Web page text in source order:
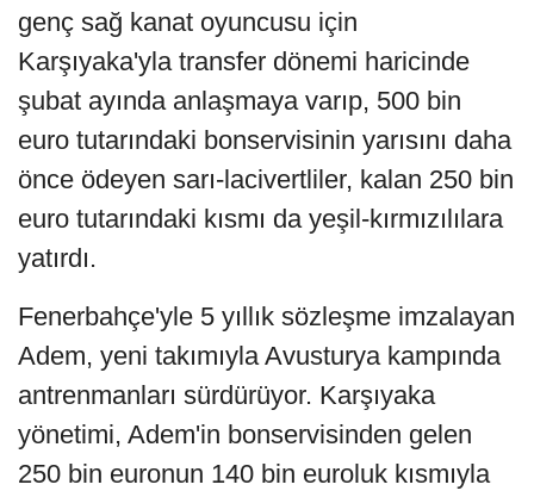
genç sağ kanat oyuncusu için
Karşıyaka'yla transfer dönemi haricinde
şubat ayında anlaşmaya varıp, 500 bin
euro tutarındaki bonservisinin yarısını daha
önce ödeyen sarı-lacivertliler, kalan 250 bin
euro tutarındaki kısmı da yeşil-kırmızılılara
yatırdı.
Fenerbahçe'yle 5 yıllık sözleşme imzalayan
Adem, yeni takımıyla Avusturya kampında
antrenmanları sürdürüyor. Karşıyaka
yönetimi, Adem'in bonservisinden gelen
250 bin euronun 140 bin euroluk kısmıyla